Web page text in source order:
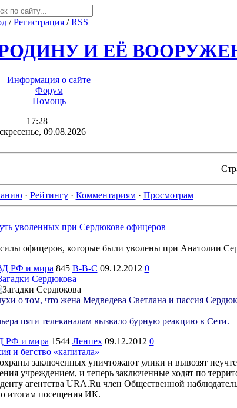
/Регистрация/RSS
И ЕЁ
Информация о сайте
Форум
Помощь
17:28
09.08.2026
· Рейтингу· Комментариям· Просмотрам
уволенных при Сердюкове офицеров
офицеров, которые были уволены при Анатолии
РФ и мира 845 B-B-C 09.12.2012 0
Сердюкова
о том, что жена Медведева Светлана и пассия
пяти телеканалам вызвало бурную реакцию в Сети.
РФ и мира 1544 Ленпех 09.12.2012 0
и бегство «капитала»
заключенных уничтожают улики и вывозят
учреждением, и теперь заключенные ходят по
агентства URA.Ru член Общественной
итогам посещения ИК.